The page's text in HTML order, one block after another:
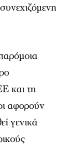
και τη
αφορούν
γενικά